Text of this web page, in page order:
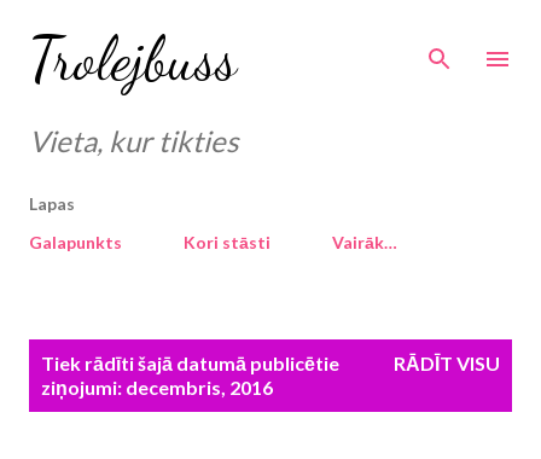
Trolejbuss
Vieta, kur tikties
Lapas
Galapunkts
Kori stāsti Vairāk…
Tiek rādīti šajā datumā publicētie
ziņojumi: decembris, 2016
RĀDĪT VISU